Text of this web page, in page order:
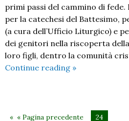
primi passi del cammino di
per la catechesi del Battesimo,
(a cura dell’Ufficio Liturgico) e
dei genitori nella riscoperta
loro figli, dentro la comunità
Continue reading Annuncio
6
»
« Pagina precedente 24